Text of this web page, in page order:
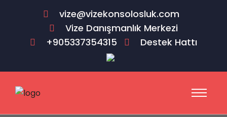
vize@vizekonsolosluk.com
Vize Danışmanlık Merkezi
+905337354315
Destek Hattı